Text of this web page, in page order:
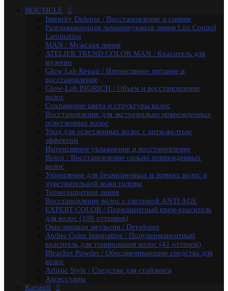
осветленных волос
Уход для осветленных волос с анти-желтым
эффектом
Интенсивное увлажнение и восстановление
Botox / Восстановление сильно поврежденных волос
Укрепление для безжизненных и ломких волос и
чувствительной кожи головы
Термозащитная линия
Воcстановление волос с системой ANTI AGE
EXPERT COLOR / Перманентный крем-краситель
для волос (108 оттенков)
Окисляющая эмульсия / Developer
Atelier Color Integrative / Полуперманентный
краситель для тонирования волос (41 оттенок)
Bleacher Powder / Обесцвечивающие средства для
волос
Artistic Style / Средства для стайлинга
Аксессуары
Karseell
MACA / Уход за волосами
ARGAN
Стайлинг
Обесцвечивание
Специальный уход
KEBREN
Окрашивание и уход
COLORTEC / Красители
COLORTEC PERMANENT /
Перманентная крем-краска
COLORTEC DEMI-PERMANENT /
Полуперманентная крем-краска
COLORTEC SUPER-LIGHTENING /
BOUTICLE
Integrity Defense / Восстановление и сияние
Разглаживающая ламинирующая линия Liss Control
Laminating
MAN / Мужская линия
ATELIER TREND COLOR MAN / Краситель для
мужчин
Glow Lab Repair / Интенсивное питание и
восстановление
Glow-Lab BIORICH / Объем и восстановление
волос
Сохранение цвета и структуры волос
Восстановление для экстремально поврежденных
осветленных волос
Уход для осветленных волос с анти-желтым
эффектом
Интенсивное увлажнение и восстановление
Botox / Восстановление сильно поврежденных
волос
Укрепление для безжизненных и ломких волос и
чувствительной кожи головы
Термозащитная линия
Воcстановление волос с системой ANTI AGE
EXPERT COLOR / Перманентный крем-краситель
для волос (108 оттенков)
Окисляющая эмульсия / Developer
Atelier Color Integrative / Полуперманентный
краситель для тонирования волос (41 оттенок)
Bleacher Powder / Обесцвечивающие средства для
волос
Artistic Style / Средства для стайлинга
Аксессуары
Karseell